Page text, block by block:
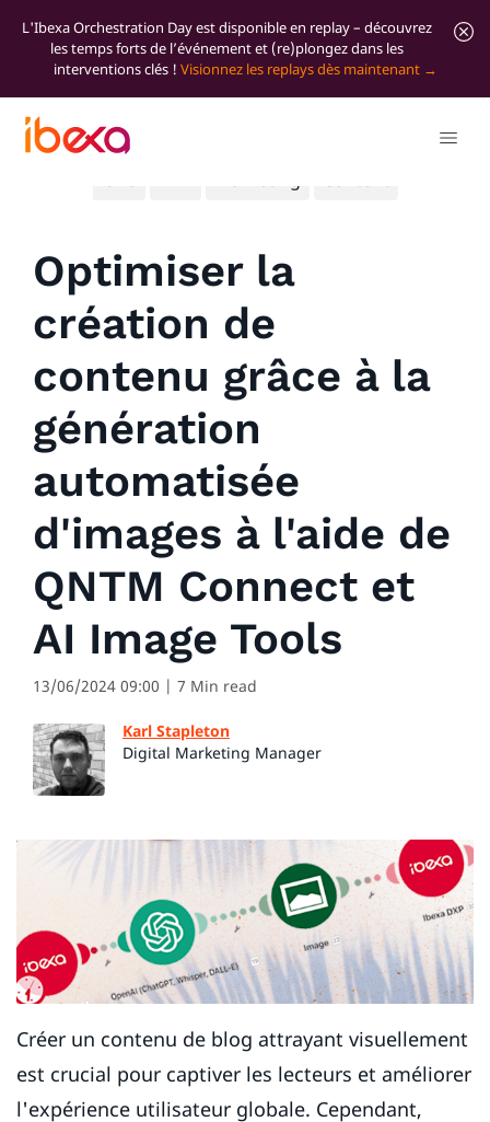
L'Ibexa Orchestration Day est disponible en replay – découvrez
les temps forts de l’événement et (re)plongez dans les
interventions clés ! Visionnez les replays dès maintenant
Tous les articles de blog
Optimiser la
création de
contenu grâce à la
génération
automatisée
d'images à l'aide de
QNTM Connect et
AI Image Tools
13/06/2024 09:00 | 7 Min read
Karl Stapleton
Digital Marketing Manager
Créer un contenu de blog attrayant visuellement
est crucial pour captiver les lecteurs et améliorer
l'expérience utilisateur globale. Cependant,